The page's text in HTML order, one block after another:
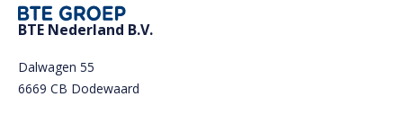
BTE Nederland B.V.
Dalwagen 55
6669 CB Dodewaard